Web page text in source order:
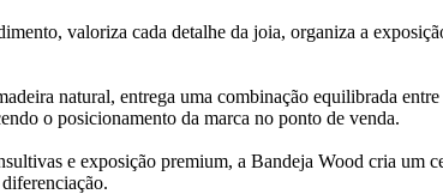
valoriza cada detalhe da joia, organiza a
natural, entrega uma combinação equilibrada
o posicionamento da marca no ponto de venda.
e exposição premium, a Bandeja Wood cria um